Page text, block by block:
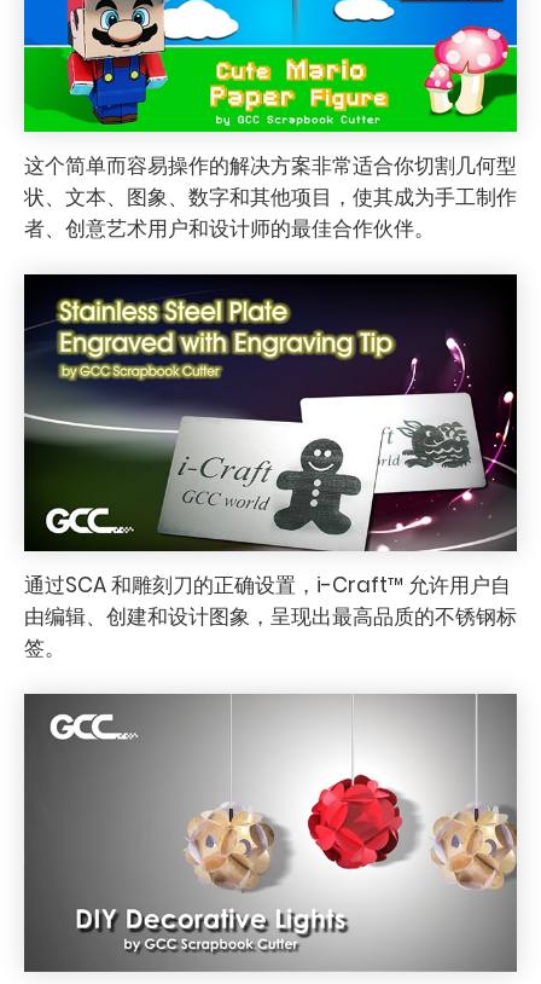
这个简单而容易操作的解决方案非常适合你切割几何型
状、文本、图象、数字和其他项目，使其成为手工制作
者、创意艺术用户和设计师的最佳合作伙伴。
通过SCA 和雕刻刀的正确设置，i-Craft™ 允许用户自
由编辑、创建和设计图象，呈现出最高品质的不锈钢标
签。